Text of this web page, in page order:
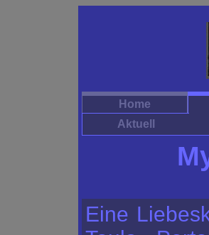
Home
Aktuell
Eine